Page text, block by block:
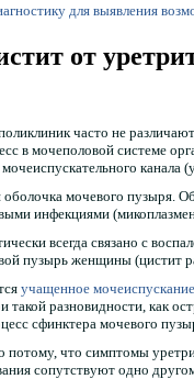
для выявления
от
часто не
в мочеполовой системе
канала
оболочка мочевого пузыря.
инфекциями
всегда связано с
пузырь женщины (цистит
учащенное мочеиспускание
такой разновидности, как
сфинктера мочевого
что симптомы
сопутствуют одно